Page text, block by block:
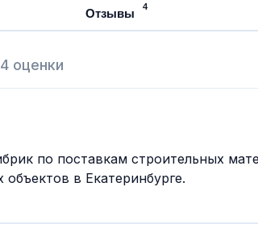
Отзывы 4
4 оценки
по поставкам строительных
в Екатеринбурге.